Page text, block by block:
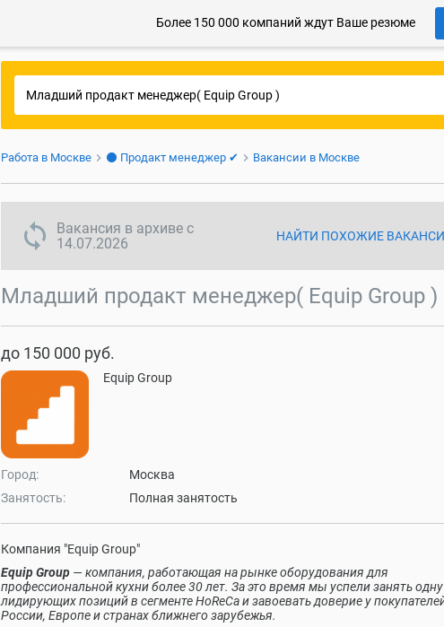
Более 150 000 компаний ждут Ваше резюме
Работа в Москве ⚫ Продакт менеджер ✔ Вакансии в Москве
sync disabled
Вакансия в архиве с
14.07.2026
НАЙТИ ПОХОЖИЕ
Младший продакт менеджер( Equip Group )
до 150 000 руб.
Equip Group
Город:
Москва
Занятость:
Полная занятость
Компания "Equip Group"
Equip Group — компания, работающая на рынке оборудования для
профессиональной кухни более 30 лет. За это время мы успели занять
лидирующих позиций в сегменте HоReCa и завоевать доверие у
России, Европе и странах ближнего зарубежья.​